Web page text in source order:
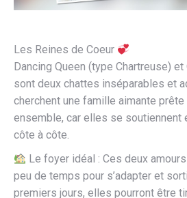
Les Reines de Coeur
Dancing Queen (type Chartreuse)
sont deux chattes inséparables et
cherchent une famille aimante
ensemble, car elles se soutiennent
côte à côte.
Le foyer idéal : Ces deux
peu de temps pour s’adapter et
premiers jours, elles pourront être